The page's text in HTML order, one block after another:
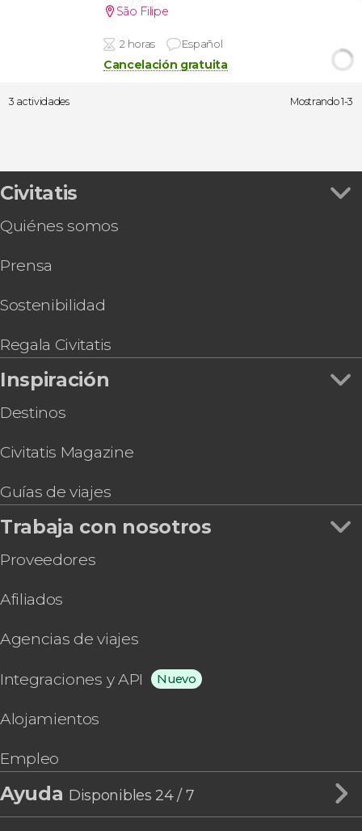
São Filipe
2 horas Español
Cancelación gratuita
3 actividades Mostrando 1-3
Civitatis
Quiénes somos
Prensa
Sostenibilidad
Regala Civitatis
Inspiración
Destinos
Civitatis Magazine
Guías de viajes
Trabaja con nosotros
Proveedores
Afiliados
Agencias de viajes
Integraciones y API Nuevo
Alojamientos
Empleo
Ayuda Disponibles 24 / 7